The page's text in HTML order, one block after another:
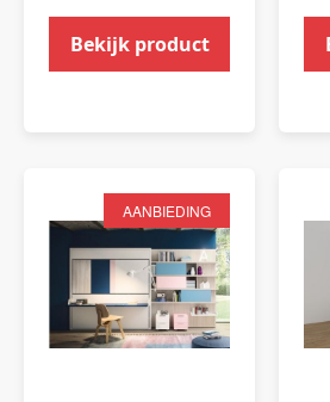
Bekijk product
AANBIEDING